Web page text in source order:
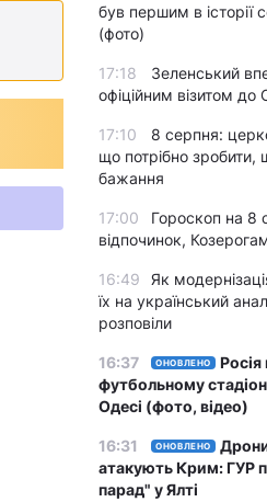
був першим в історії
(фото)
17:18
Зеленський
офіційним візитом до
17:10
8 серпня:
що потрібно зробити,
бажання
17:00
Гороскоп на 8
відпочинок,
16:49
Як
їх на український
розповіли
16:37 ОНОВЛЕНО
футбольному
Одесі (фото, відео)
16:31 ОНОВЛЕНО
атакують Крим: ГУР
парад" у Ялті